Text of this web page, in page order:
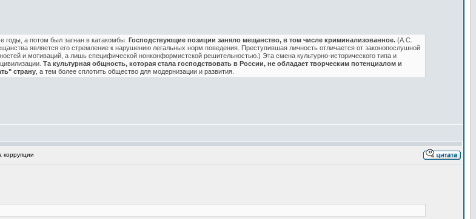
годы, а потом был загнан в катакомбы. Господствующие позиции заняло мещанство, в том числе криминализованное.(А.С.
является его стремление к нарушению легальных норм поведения. Преступившая личность отличается от законопослушной
и мотиваций, а лишь специфической нонконформистской решительностью.) Эта смена культурно-исторического типа и
Та культурная общность, которая стала господствовать в России, не обладает творческим потенциалом и
страну, а тем более сплотить общество для модернизации и развития.